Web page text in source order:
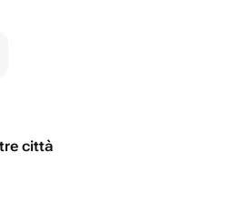
città